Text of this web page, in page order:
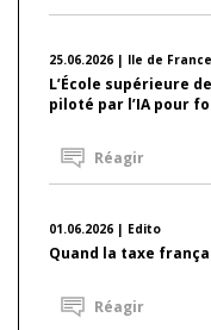
25.06.2026 | Ile de France
L’École supérieure
piloté par l’IA pour
Réagir
01.06.2026 | Edito
Quand la taxe
Réagir